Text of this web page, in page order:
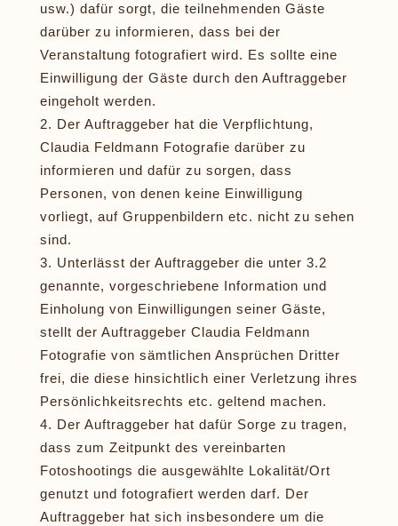
usw.) dafür sorgt, die teilnehmenden Gäste
darüber zu informieren, dass bei der
Veranstaltung fotografiert wird. Es sollte eine
Einwilligung der Gäste durch den Auftraggeber
eingeholt werden.
Der Auftraggeber hat die Verpflichtung,
Claudia Feldmann Fotografie darüber zu
informieren und dafür zu sorgen, dass
Personen, von denen keine Einwilligung
vorliegt, auf Gruppenbildern etc. nicht zu sehen
sind.
Unterlässt der Auftraggeber die unter 3.2
genannte, vorgeschriebene Information und
Einholung von Einwilligungen seiner Gäste,
stellt der Auftraggeber Claudia Feldmann
Fotografie von sämtlichen Ansprüchen Dritter
frei, die diese hinsichtlich einer Verletzung ihres
Persönlichkeitsrechts etc. geltend machen.
Der Auftraggeber hat dafür Sorge zu tragen,
dass zum Zeitpunkt des vereinbarten
Fotoshootings die ausgewählte Lokalität/Ort
genutzt und fotografiert werden darf. Der
Auftraggeber hat sich insbesondere um die